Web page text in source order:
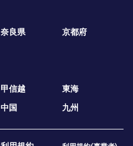
奈良県
京都府
甲信越
東海
中国 九州